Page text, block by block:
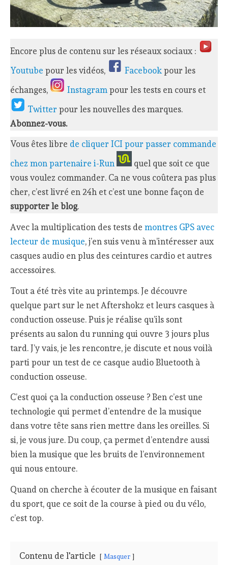
Encore plus de contenu sur les réseaux sociaux :
Youtube pour les vidéos, Facebookpour les
échanges,
Instagrampour les tests en cours et
Twitterpour les nouvelles des marques.
Abonnez-vous.
Vous êtes libre de cliquer ICI pour passer commande
chez mon partenaire i-Run
quel que soit ce que
vous voulez commander. Ca ne vous coûtera pas plus
cher, c’est livré en 24h et c’est une bonne façon de
supporter le blog.
Avec la multiplication des tests demontres GPS avec
lecteur de musique, j’en suis venu à m’intéresser aux
casques audio en plus des ceintures cardio et autres
accessoires.
Tout a été très vite au printemps. Je découvre
quelque part sur le net Aftershokz et leurs casques à
conduction osseuse. Puis je réalise qu’ils sont
présents au salon du running qui ouvre 3 jours plus
tard. J’y vais, je les rencontre, je discute et nous voilà
parti pour un test de ce casque audio Bluetooth à
conduction osseuse.
C’est quoi ça la conduction osseuse ? Ben c’est une
technologie qui permet d’entendre de la musique
dans votre tête sans rien mettre dans les oreilles. Si
si, je vous jure. Du coup, ça permet d’entendre aussi
bien la musique que les bruits de l’environnement
qui nous entoure.
Quand on cherche à écouter de la musique en faisant
du sport, que ce soit de la course à pied ou du vélo,
c’est top.
Contenu de l'article Masquer